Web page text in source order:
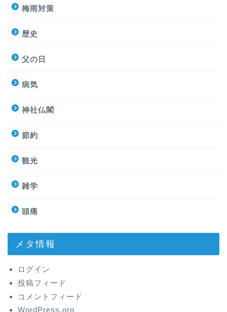
梅雨対策
歴史
父の日
病気
神社仏閣
節約
観光
雑学
頭痛
メタ情報
ログイン
投稿フィード
コメントフィード
WordPress.org